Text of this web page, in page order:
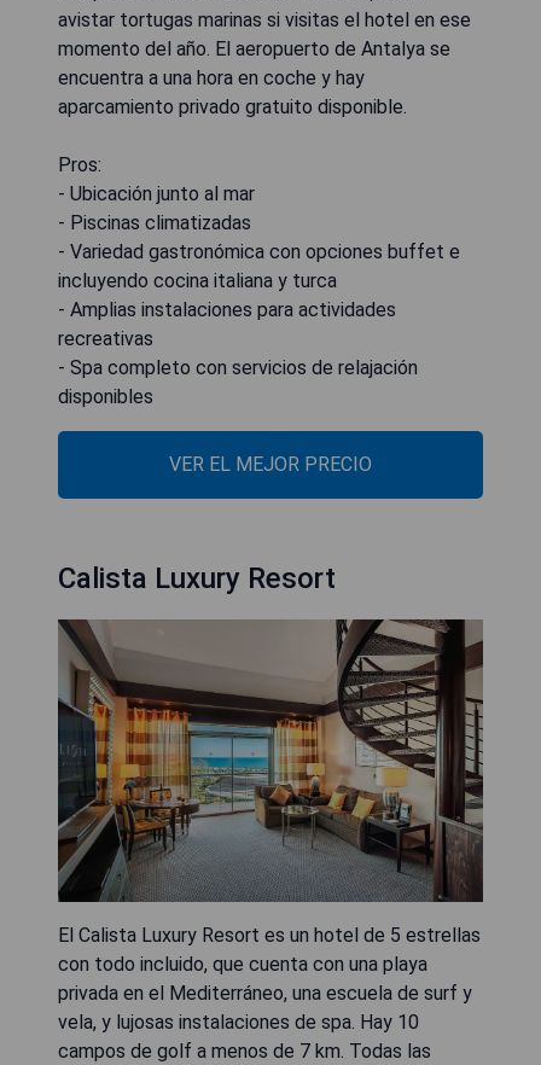
avistar tortugas marinas si visitas el hotel en ese
momento del año. El aeropuerto de Antalya se
encuentra a una hora en coche y hay
aparcamiento privado gratuito disponible.
Pros:
- Ubicación junto al mar
- Piscinas climatizadas
- Variedad gastronómica con opciones buffet e
incluyendo cocina italiana y turca
- Amplias instalaciones para actividades
recreativas
- Spa completo con servicios de relajación
disponibles
VER EL MEJOR PRECIO
Calista Luxury Resort
El Calista Luxury Resort es un hotel de 5 estrellas
con todo incluido, que cuenta con una playa
privada en el Mediterráneo, una escuela de surf y
vela, y lujosas instalaciones de spa. Hay 10
campos de golf a menos de 7 km. Todas las